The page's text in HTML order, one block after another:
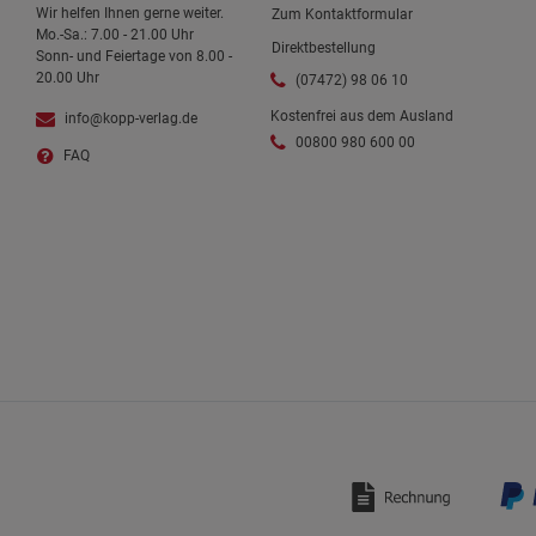
Wir helfen Ihnen gerne weiter.
Mo.-Sa.: 7.00 - 21.00 Uhr
Sonn- und Feiertage von 8.00 -
20.00 Uhr
info@kopp-verlag.de
FAQ
Zum Kontaktformular
Direktbestellung
(07472) 98 06 10
Kostenfrei aus dem Ausland
00800 980 600 00